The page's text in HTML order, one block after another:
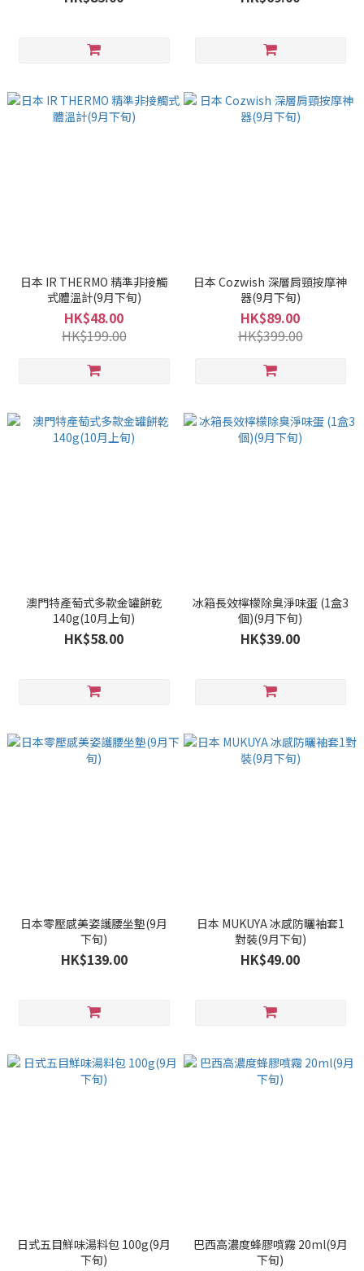
日本 IR THERMO 精準非接觸
式體溫計(9月下旬)
HK$48.00
HK$199.00
日本 Cozwish 深層肩頸按摩神
器(9月下旬)
HK$89.00
HK$399.00
澳門特產萄式多款金罐餅乾
140g(10月上旬)
HK$58.00
冰箱長效檸檬除臭淨味蛋 (1盒3
個)(9月下旬)
HK$39.00
日本零壓感美姿護腰坐墊(9月
下旬)
HK$139.00
日本 MUKUYA 冰感防曬袖套1
對裝(9月下旬)
HK$49.00
日式五目鮮味湯料包 100g(9月
下旬)
巴西高濃度蜂膠噴霧 20ml(9月
下旬)